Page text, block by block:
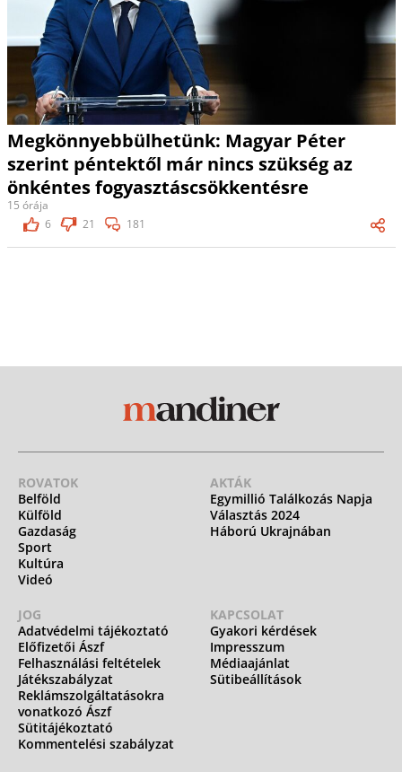
Megkönnyebbülhetünk: Magyar Péter
szerint péntektől már nincs szükség az
önkéntes fogyasztáscsökkentésre
15 órája
6
21 181
ROVATOK
Belföld
Külföld
Gazdaság
Sport
Kultúra
Videó
AKTÁK
Egymillió Találkozás Napja
Választás 2024
Háború Ukrajnában
JOG
Adatvédelmi tájékoztató
Előfizetői Ászf
Felhasználási feltételek
Játékszabályzat
Reklámszolgáltatásokra
vonatkozó Ászf
Sütitájékoztató
Kommentelési szabályzat
KAPCSOLAT
Gyakori kérdések
Impresszum
Médiaajánlat
Sütibeállítások